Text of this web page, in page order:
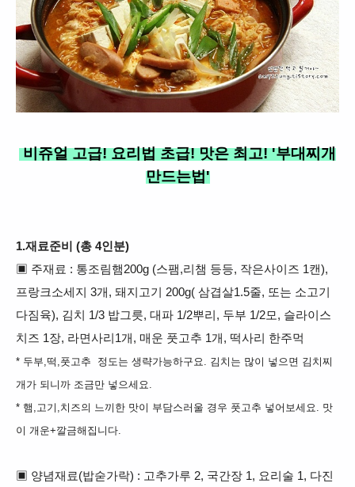
비쥬얼 고급! 요리법 초급! 맛은 최고! '부대찌개
만드는법'
1.재료준비 (총 4인분)
▣ 주재료 : 통조림햄200g (스팸,리챔 등등, 작은사이즈 1캔),
프랑크소세지 3개, 돼지고기 200g( 삼겹살1.5줄, 또는 소고기
다짐육), 김치 1/3 밥그릇, 대파 1/2뿌리, 두부 1/2모, 슬라이스
치즈 1장, 라면사리1개, 매운 풋고추 1개, 떡사리 한주먹
* 두부,떡,풋고추
정도는 생략가능하구요. 김치는 많이 넣으면 김치찌
개가 되니까 조금만 넣으세요.
* 햄,고기,치즈의 느끼한 맛이 부담스러울 경우 풋고추 넣어보세요. 맛
이 개운+깔금해집니다.
▣ 양념재료(밥숟가락) : 고추가루 2, 국간장 1, 요리술 1, 다진